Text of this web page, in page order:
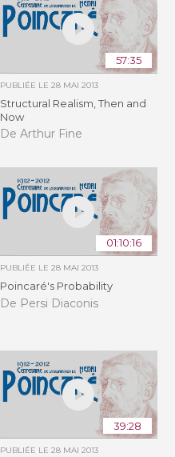
57:35
PUBLIÉE LE 28 MAI 2013
Structural Realism, Then and
Now
De Arthur Fine
01:10:16
PUBLIÉE LE 28 MAI 2013
Poincaré's Probability
De Persi Diaconis
39:28
PUBLIÉE LE 28 MAI 2013